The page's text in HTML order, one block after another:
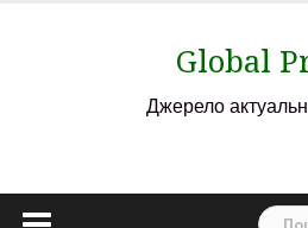
Global
Джерело
Пошук: